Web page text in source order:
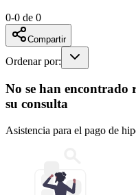
0-0 de 0
Compartir
Ordenar por:
No se han encontrado
su consulta
Asistencia para el pago de